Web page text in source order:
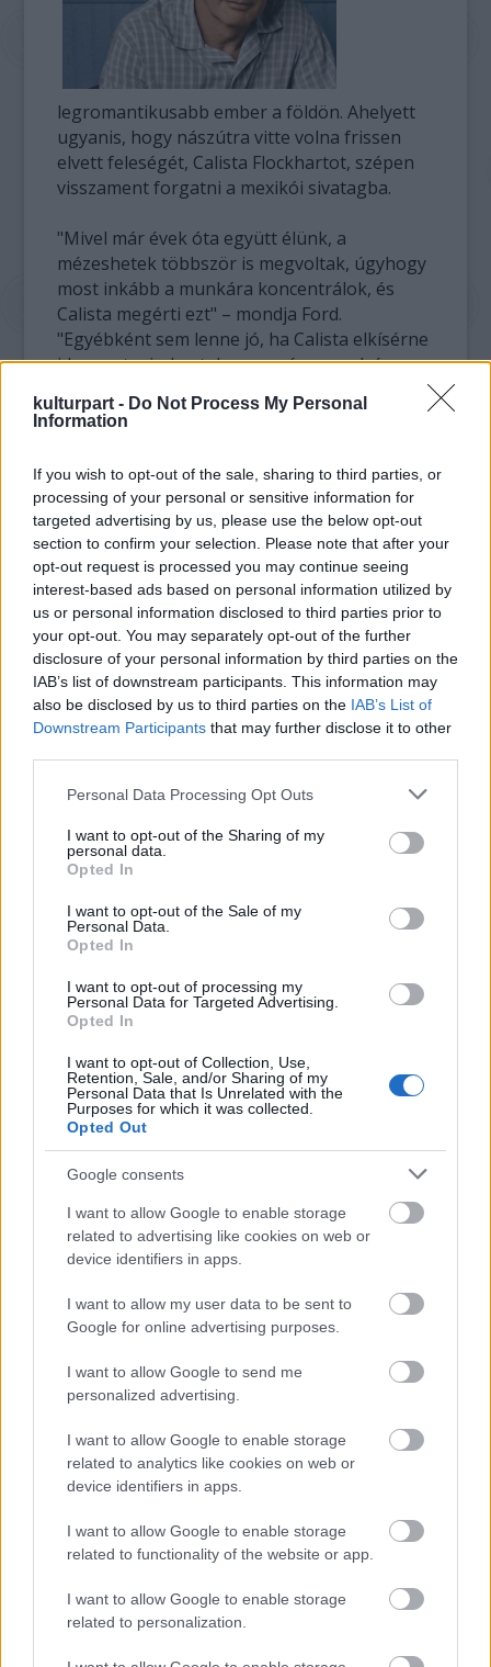
kulturpart - Do Not Process My Personal
Information
If you wish to opt-out of the sale, sharing to third parties, or
processing of your personal or sensitive information for
targeted advertising by us, please use the below opt-out
section to confirm your selection. Please note that after your
opt-out request is processed you may continue seeing
interest-based ads based on personal information utilized by
us or personal information disclosed to third parties prior to
your opt-out. You may separately opt-out of the further
disclosure of your personal information by third parties on the
IAB’s list of downstream participants. This information may
also be disclosed by us to third parties on the IAB’s List of
Downstream Participants that may further disclose it to other
Please note that this website/app uses one or more Google
not limited to your visit or usage behaviour. You may click to
grant or deny consent to Google and its third-party tags to
use your data for below specified purposes in below Google
consent section.
Personal Data Processing Opt Outs
I want to opt-out of the Sharing of my
personal data.
Opted In
I want to opt-out of the Sale of my
Personal Data.
Opted In
I want to opt-out of processing my
Personal Data for Targeted Advertising.
Opted In
I want to opt-out of Collection, Use,
Retention, Sale, and/or Sharing of my
Personal Data that Is Unrelated with the
Purposes for which it was collected.
Opted Out
Google consents
I want to allow Google to enable storage
related to advertising like cookies on web or
device identifiers in apps.
I want to allow my user data to be sent to
Google for online advertising purposes.
I want to allow Google to send me
personalized advertising.
I want to allow Google to enable storage
related to analytics like cookies on web or
device identifiers in apps.
I want to allow Google to enable storage
related to functionality of the website or app.
I want to allow Google to enable storage
related to personalization.
legromantikusabb ember a földön. Ahelyett
ugyanis, hogy nászútra vitte volna frissen
elvett feleségét, Calista Flockhartot, szépen
visszament forgatni a mexikói sivatagba.
"Mivel már évek óta együtt élünk, a
mézeshetek többször is megvoltak, úgyhogy
most inkább a munkára koncentrálok, és
Calista megérti ezt" – mondja Ford.
"Egyébként sem lenne jó, ha Calista elkísérne
ide, mert minden tele van szúnyoggal, és egy
levegő után."
A Cowboys & Aliens - amit Ford a meghitt
pihenés helyet forgat - több műfajt egyesít:
1873-ban játszódik, egy álmos arizonai
városkában, amelyet idegen lények támadnak
meg. A helyi cowboy-oknak, törvényen
kívülieknek és apacsoknak össze kell fogniuk
a betolakodók ellen. Reménységük egy
titokzatos idegen (Daniel Craig), aki talán tud
valamit a lényekről, és egy vaskezű lovassági
ezredes (Ford).
(Cowboys & Aliens – hazai bemutató: 2011.
augusztus)
Film
SZEMBE MERSZ NÉZNI AZZAL, AKIVÉ
VÁLHATTÁL VOLNA?
TERMÉSZETFELETTI ERŐK ÉS ELFELEDETT
TITKOK: ITT A SHELBY OAKS – A GONOSZ
NYOMÁBAN MAGYAR ELŐZETESE
SZÁGULDÁS, SÁRKÁNYOK, ROSSZFIÚK – A NYÁR
10 LEGKEDVELTEBB MOZIJA MAGYARORSZÁGON